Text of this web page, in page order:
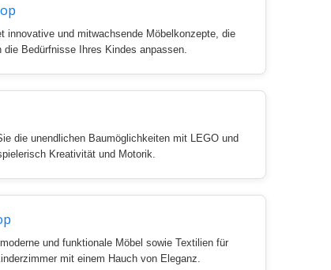
innovative und mitwachsende Möbelkonzepte, die
die Bedürfnisse Ihres Kindes anpassen.
die unendlichen Baumöglichkeiten mit LEGO und
Kreativität und Motorik.
und funktionale Möbel sowie Textilien für
mit einem Hauch von Eleganz.